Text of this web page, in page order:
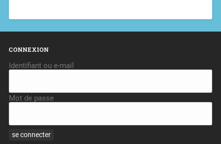
CONNEXION
Identifiant ou e-mail
Mot de passe